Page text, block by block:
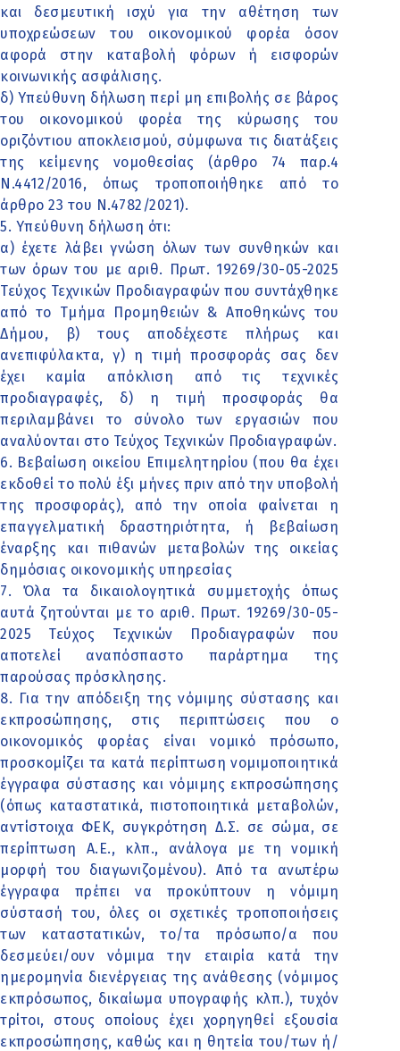
και δεσμευτική ισχύ για την αθέτηση των
υποχρεώσεων του οικονομικού φορέα όσον
αφορά στην καταβολή φόρων ή εισφορών
κοινωνικής ασφάλισης.
δ) Υπεύθυνη δήλωση περί μη επιβολής σε βάρος
του οικονομικού φορέα της κύρωσης του
οριζόντιου αποκλεισμού, σύμφωνα τις διατάξεις
της κείμενης νομοθεσίας (άρθρο 74 παρ.4
Ν.4412/2016, όπως τροποποιήθηκε από το
άρθρο 23 του Ν.4782/2021).
5. Υπεύθυνη δήλωση ότι:
α) έχετε λάβει γνώση όλων των συνθηκών και
των όρων του με αριθ. Πρωτ. 19269/30-05-2025
Τεύχος Τεχνικών Προδιαγραφών που συντάχθηκε
από το Τμήμα Προμηθειών & Αποθηκώνς του
Δήμου, β) τους αποδέχεστε πλήρως και
ανεπιφύλακτα, γ) η τιμή προσφοράς σας δεν
έχει καμία απόκλιση από τις τεχνικές
προδιαγραφές, δ) η τιμή προσφοράς θα
περιλαμβάνει το σύνολο των εργασιών που
αναλύονται στο Τεύχος Τεχνικών Προδιαγραφών.
6. Βεβαίωση οικείου Επιμελητηρίου (που θα έχει
εκδοθεί το πολύ έξι μήνες πριν από την υποβολή
της προσφοράς), από την οποία φαίνεται η
επαγγελματική δραστηριότητα, ή βεβαίωση
έναρξης και πιθανών μεταβολών της οικείας
δημόσιας οικονομικής υπηρεσίας
7. Όλα τα δικαιολογητικά συμμετοχής όπως
αυτά ζητούνται με το αριθ. Πρωτ. 19269/30-05-
2025 Τεύχος Τεχνικών Προδιαγραφών που
αποτελεί αναπόσπαστο παράρτημα της
παρούσας πρόσκλησης.
8. Για την απόδειξη της νόμιμης σύστασης και
εκπροσώπησης, στις περιπτώσεις που ο
οικονομικός φορέας είναι νομικό πρόσωπο,
προσκομίζει τα κατά περίπτωση νομιμοποιητικά
έγγραφα σύστασης και νόμιμης εκπροσώπησης
(όπως καταστατικά, πιστοποιητικά μεταβολών,
αντίστοιχα ΦΕΚ, συγκρότηση Δ.Σ. σε σώμα, σε
περίπτωση Α.Ε., κλπ., ανάλογα με τη νομική
μορφή του διαγωνιζομένου). Από τα ανωτέρω
έγγραφα πρέπει να προκύπτουν η νόμιμη
σύστασή του, όλες οι σχετικές τροποποιήσεις
των καταστατικών, το/τα πρόσωπο/α που
δεσμεύει/ουν νόμιμα την εταιρία κατά την
ημερομηνία διενέργειας της ανάθεσης (νόμιμος
εκπρόσωπος, δικαίωμα υπογραφής κλπ.), τυχόν
τρίτοι, στους οποίους έχει χορηγηθεί εξουσία
εκπροσώπησης, καθώς και η θητεία του/των ή/